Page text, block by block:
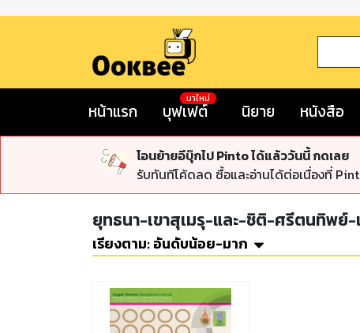
หน้าแรก บุฟเฟต์
มาใหม่
นิยาย หนังสือ
โอนย้ายอีบุ๊กไป Pinto ได้แล้ววันนี้ กดเลย
รับทันทีโค้ดลด ซื้อและอ่านได้ต่อเนื่องที่
ยุทธนา-เขาสุเมรุ-และ-ชิติ-ศรีตนทิพ
เรียงตาม:อันดับน้อย-มาก